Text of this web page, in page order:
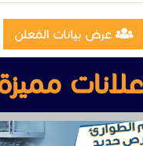
تصنيع وتركيب سلالم مخارج طوارئ